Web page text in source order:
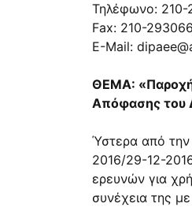
Τηλέφωνο: 210-
Fax: 210-
E-Mail:
ΘΕΜΑ: «Παροχή
Απόφασης του
Ύστερα από την
2016/29-12-
ερευνών για
συνέχεια της